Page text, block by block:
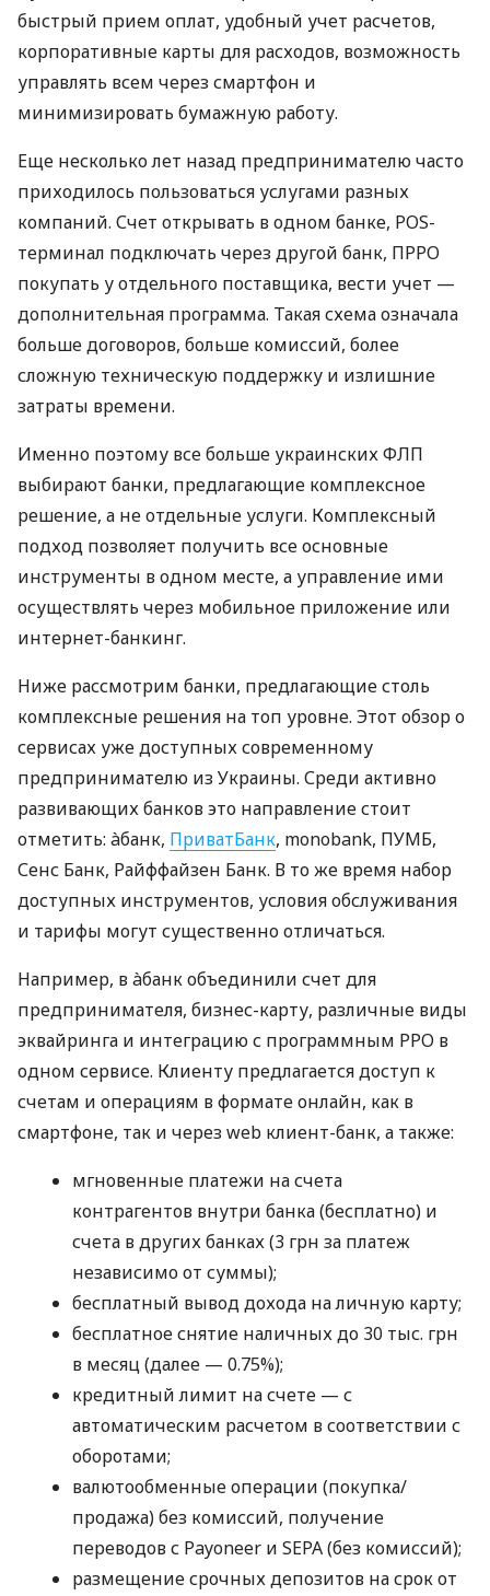
быстрый прием оплат, удобный учет расчетов,
корпоративные карты для расходов, возможность
управлять всем через смартфон и
минимизировать бумажную работу.
Еще несколько лет назад предпринимателю часто
приходилось пользоваться услугами разных
компаний. Счет открывать в одном банке, POS-
терминал подключать через другой банк, ПРРО
покупать у отдельного поставщика, вести учет —
дополнительная программа. Такая схема означала
больше договоров, больше комиссий, более
сложную техническую поддержку и излишние
затраты времени.
Именно поэтому все больше украинских ФЛП
выбирают банки, предлагающие комплексное
решение, а не отдельные услуги. Комплексный
подход позволяет получить все основные
инструменты в одном месте, а управление ими
осуществлять через мобильное приложение или
интернет-банкинг.
Ниже рассмотрим банки, предлагающие столь
комплексные решения на топ уровне. Этот обзор о
сервисах уже доступных современному
предпринимателю из Украины. Среди активно
развивающих банков это направление стоит
отметить: àбанк, ПриватБанк, monobank, ПУМБ,
Сенс Банк, Райффайзен Банк. В то же время набор
доступных инструментов, условия обслуживания
и тарифы могут существенно отличаться.
Например, в àбанк объединили счет для
предпринимателя, бизнес-карту, различные виды
эквайринга и интеграцию с программным РРО в
одном сервисе. Клиенту предлагается доступ к
счетам и операциям в формате онлайн, как в
смартфоне, так и через web клиент-банк, а также:
мгновенные платежи на счета
контрагентов внутри банка (бесплатно) и
счета в других банках (3 грн за платеж
независимо от суммы);
бесплатный вывод дохода на личную карту;
бесплатное снятие наличных до 30 тыс. грн
в месяц (далее — 0.75%);
кредитный лимит на счете — с
автоматическим расчетом в соответствии с
оборотами;
валютообменные операции (покупка/
продажа) без комиссий, получение
переводов с Payoneer и SEPA (без комиссий);
размещение срочных депозитов на срок от